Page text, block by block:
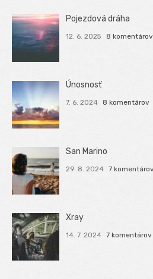
Pojezdová dráha
12. 6. 2025 8 komentárov
Únosnosť
7. 6. 2024 8 komentárov
San Marino
29. 8. 2024 7 komentárov
Xray
14. 7. 2024 7 komentárov